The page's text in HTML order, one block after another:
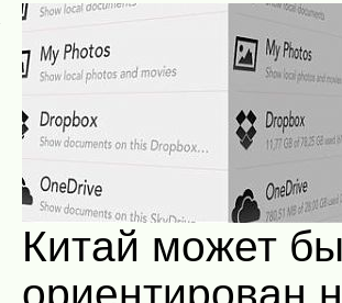
Китай может
ориентирован